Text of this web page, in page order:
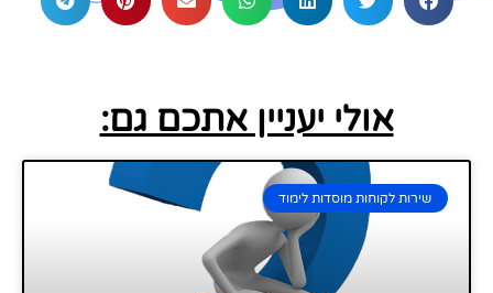
אולי יעניין אתכם גם:
שירות לקוחות מוסדות לימוד